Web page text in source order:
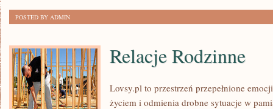
POSTED BY ADMIN
Relacje Rodzinne
Lovsy.pl to przestrzeń przepełnione
życiem i odmienia drobne sytuacje w